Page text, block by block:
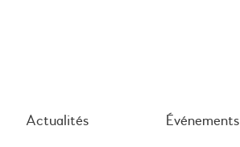
Actualités Événements